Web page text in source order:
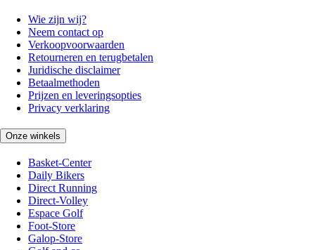
Wie zijn wij?
Neem contact op
Verkoopvoorwaarden
Retourneren en terugbetalen
Juridische disclaimer
Betaalmethoden
Prijzen en leveringsopties
Privacy verklaring
Onze winkels
Basket-Center
Daily Bikers
Direct Running
Direct-Volley
Espace Golf
Foot-Store
Galop-Store